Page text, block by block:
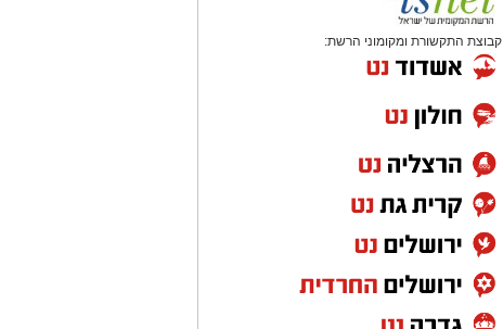
קבוצת התקשורת ומקומוני הרשת: